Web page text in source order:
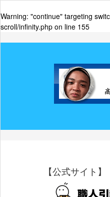
Warning: "continue" targeting
scroll/infinity.php on line 155
【公式サイト】